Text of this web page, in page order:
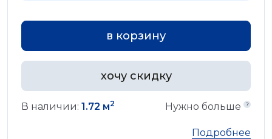
в корзину
хочу скидку
В наличии: 1.72 м2 Нужно больше
Подробнее